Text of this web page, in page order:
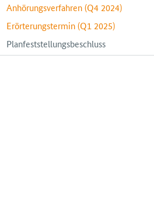
Anhörungsverfahren(Q4 2024)
Erörterungstermin(Q1 2025)
Planfeststellungsbeschluss